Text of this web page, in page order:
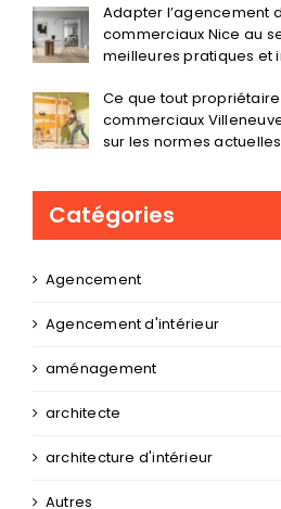
Adapter l’agencement
commerciaux Nice au
meilleures pratiques et
Ce que tout
commerciaux
sur les normes
Catégories
Agencement
Agencement d'intérieur
aménagement
architecte
architecture d'intérieur
Autres